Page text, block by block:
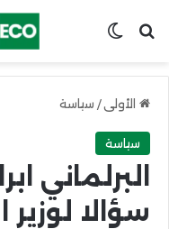
ابحث عنSwitch skin
الأولى / سياسة
سياسة
البرلماني
سؤالا